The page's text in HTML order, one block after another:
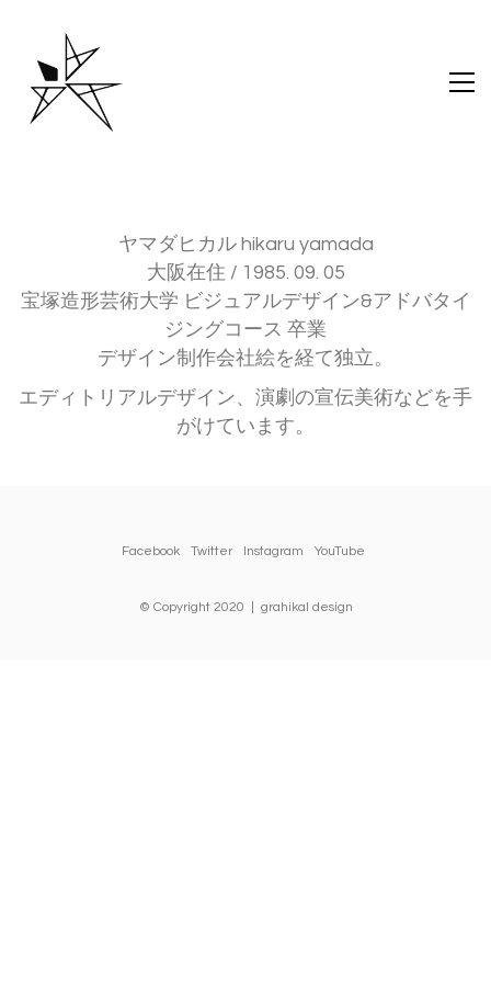
ヤマダヒカル hikaru yamada
大阪在住 / 1985. 09. 05
宝塚造形芸術大学 ビジュアルデザイン&アドバタイ
ジングコース 卒業
デザイン制作会社絵を経て独立。
エディトリアルデザイン、演劇の宣伝美術などを手
がけています。
Facebook Twitter Instagram YouTube
© Copyright 2020 | grahikal design